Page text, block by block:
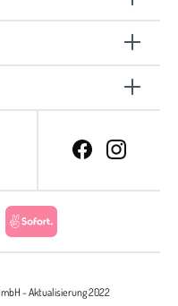
- Aktualisierung 2022